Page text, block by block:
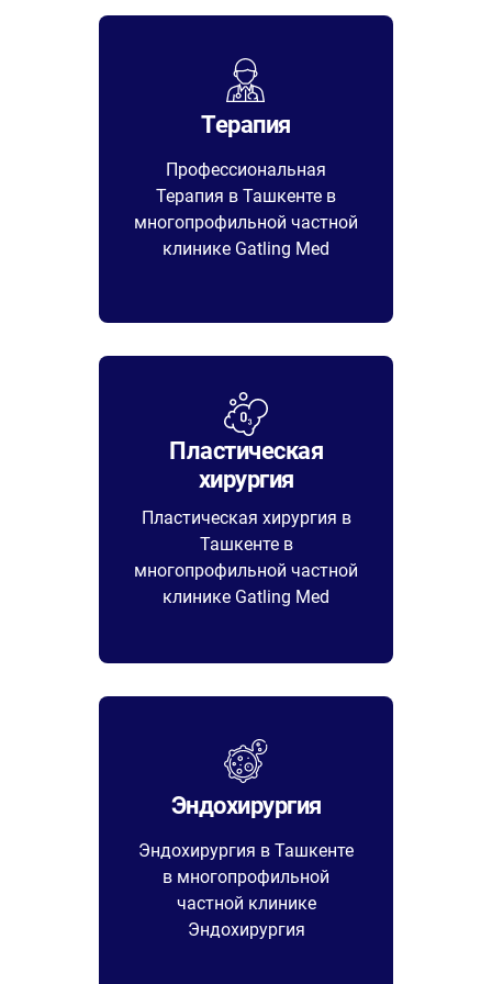
Терапия
Профессиональная
Терапия в Ташкенте в
многопрофильной частной
клинике Gatling Med
Пластическая
хирургия
Пластическая хирургия в
Ташкенте в
многопрофильной частной
клинике Gatling Med
Эндохирургия
Эндохирургия в Ташкенте
в многопрофильной
частной клинике
Эндохирургия